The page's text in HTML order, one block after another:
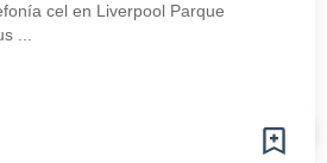
cel en Liverpool Parque
...